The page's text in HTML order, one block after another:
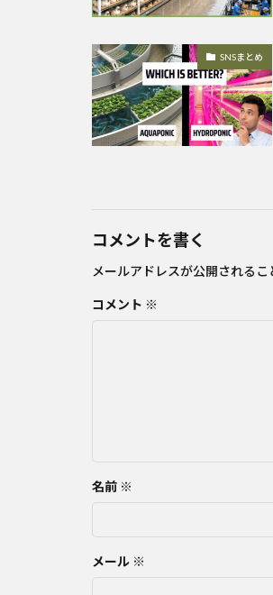
SNSまとめ
コメントを書く
メールアドレスが公開されるこ
コメント ※
名前 ※
メール ※